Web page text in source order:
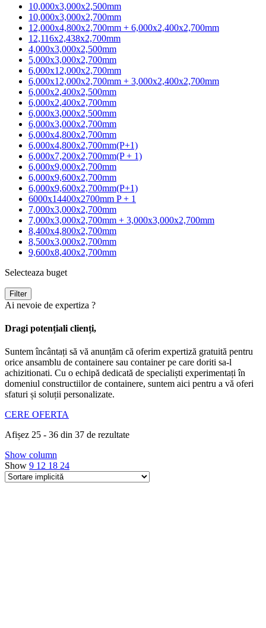
10,000x3,000x2,500mm
10,000x3,000x2,700mm
12,000x4,800x2,700mm + 6,000x2,400x2,700mm
12,116x2,438x2,700mm
4,000x3,000x2,500mm
5,000x3,000x2,700mm
6,000x12,000x2,700mm
6,000x12,000x2,700mm + 3,000x2,400x2,700mm
6,000x2,400x2,500mm
6,000x2,400x2,700mm
6,000x3,000x2,500mm
6,000x3,000x2,700mm
6,000x4,800x2,700mm
6,000x4,800x2,700mm(P+1)
6,000x7,200x2,700mm(P + 1)
6,000x9,000x2,700mm
6,000x9,600x2,700mm
6,000x9,600x2,700mm(P+1)
6000x14400x2700mm P + 1
7,000x3,000x2,700mm
7,000x3,000x2,700mm + 3,000x3,000x2,700mm
8,400x4,800x2,700mm
8,500x3,000x2,700mm
9,600x8,400x2,700mm
Selecteaza buget
Filter
Ai nevoie de expertiza ?
Dragi potențiali clienți,
Suntem încântați să vă anunțăm că oferim expertiză gratuită pentru
orice ansamblu de containere sau container pe care doriti sa-l
achizitionati. Cu o echipă dedicată de specialiști experimentați în
domeniul constructiilor de containere, suntem aici pentru a vă oferi
sfaturi și soluții personalizate.
CERE OFERTA
Afișez 25 - 36 din 37 de rezultate
Show column
Show 9 12 18 24